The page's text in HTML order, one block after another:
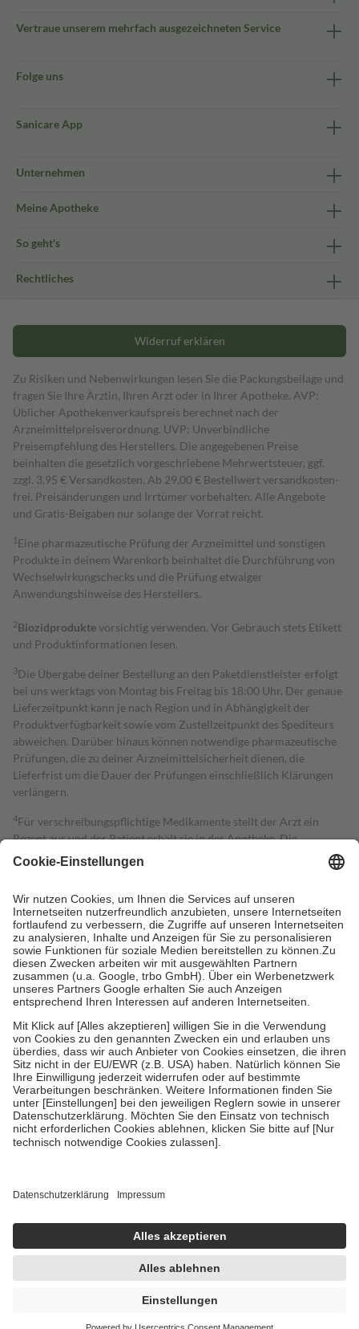
Vertraue unserem mehrfach ausgezeichneten Service
Folge uns
Sanicare App
Unternehmen
Meine Apotheke
So geht's
Rechtliches
Widerruf erklären
Zu Risiken und Nebenwirkungen lesen Sie die Packungsbeilage und
fragen Sie Ihre Ärztin, Ihren Arzt oder in Ihrer Apotheke. AVP:
Üblicher Apothekenverkaufspreis berechnet nach der
Arzneimittelpreisverordnung. UVP: Unverbindliche
Preisempfehlung des Herstellers. Die angegebenen Preise
beinhalten die gesetzlich vorgeschriebene Mehrwertsteuer, ggf.
zzgl. 3,95 € Versandkosten. Ab 29,00 € Bestell­wert versand­kosten­
frei. Preisänderungen und Irrtümer vorbehalten. Alle Angebote
und Gratis-Beigaben nur solange der Vorrat reicht.
1 Eine pharmazeutische Prüfung der Arzneimittel und sonstigen
Produkte in deinem Warenkorb beinhaltet die Durchführung von
Wechselwirkungschecks und die Prüfung etwaiger
Anwendungshinweise des Herstellers.
2Biozidproduktevorsichtig verwenden. Vor Gebrauch stets Etikett
und Produktinformationen lesen.
3Die Übergabe deiner Bestellung an den Paketdienstleister erfolgt
bei uns werktags von Montag bis Freitag bis 18:00 Uhr. Der genaue
Lieferzeitpunkt kann je nach Region und in Abhängigkeit der
Produktverfügbarkeit sowie vom Zustellzeitpunkt des Spediteurs
abweichen. Darüber hinaus können notwendige pharmazeutische
Prüfungen, die zu deiner Arzneimittelsicherheit dienen, die
Lieferfrist um die Dauer der Prüfungen einschließlich Klärungen
verlängern.
4Für verschreibungspflichtige Medikamente stellt der Arzt ein
Rezept aus und der Patient erhält sie in der Apotheke. Die
gesetzliche Krankenversicherung übernimmt in der Regel die
Kosten dafür, der Versicherte trägt einen Teil davon als Zuzahlung
Grundsätzlich leisten Mitglieder Zuzahlungen in Höhe von zehn
Prozent des Abgabepreises,mindestens jedochfünf Euround
höchstens zehn Euro.Es sind jedoch nie mehr als die tatsächlichen
Kosten der Leistung zu entrichten.
Diese Regeln gelten grundsätzlich auch für Online-Apotheken.
Bei Heilmitteln und häuslicher Krankenpflege beträgt die
Zuzahlung zehn Prozent der Kosten sowie zehn Euro je
Verordnung.
Um das Engagement der Versicherten für ihre eigene Gesundheit zu
stärken und die besondere Stellung der Familie zu unterstützen,
fallenkeine Zuzahlungenan bei:
• Kindern und Jugendlichen bis zum vollendeten 18. Lebensjahr
mit Ausnahme der Fahrkosten
• Untersuchungen zur Vorsorge und Früherkennung, die von der
GKV getragen werden
Einholung von Bewertungen. Trusted Shops hat Maßnahmen
getroffen, um sicherzustellen, dass es sich um echte Bewertungen
handelt. Mehr Informationen findest du hier:
https://help.etrusted.com/hc/de/articles/4419944605341